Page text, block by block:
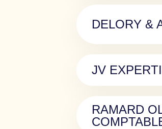
DELORY &
JV
RAMARD